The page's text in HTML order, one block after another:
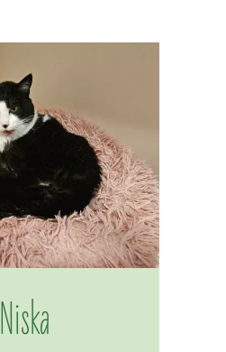
Niska